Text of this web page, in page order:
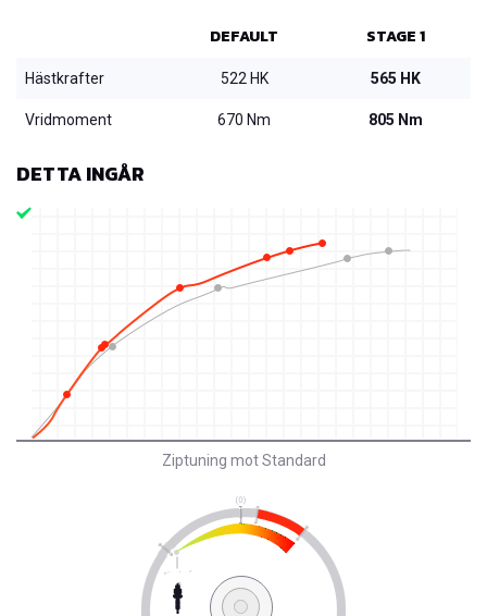
DEFAULT STAGE 1
Hästkrafter 522 HK 565 HK
Vridmoment 670 Nm 805 Nm
DETTA INGÅR
Ziptuning mot Standard